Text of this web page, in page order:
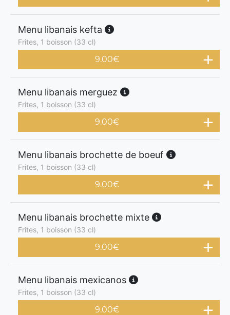
Menu libanais kefta
Frites, 1 boisson (33 cl)
9.00€
Menu libanais merguez
Frites, 1 boisson (33 cl)
9.00€
Menu libanais brochette de boeuf
Frites, 1 boisson (33 cl)
9.00€
Menu libanais brochette mixte
Frites, 1 boisson (33 cl)
9.00€
Menu libanais mexicanos
Frites, 1 boisson (33 cl)
9.00€